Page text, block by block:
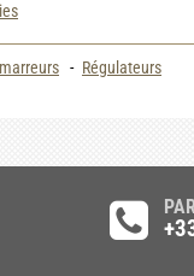
- Régulateurs